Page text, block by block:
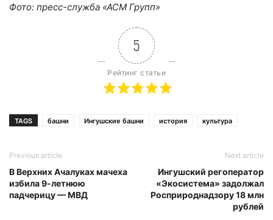
Фото: пресс-служба «АСМ Групп»
5
Рейтинг статьи
TAGS башни Ингушские башни история культура
Previous article
В Верхних Ачалуках мачеха
избила 9-летнюю
падчерицу — МВД
Next article
Ингушский регоператор
«Экосистема» задолжал
Росприроднадзору 18 млн
рублей